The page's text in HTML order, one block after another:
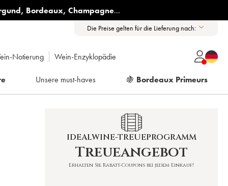
, Bordeaux, Champagne...
Die Preise gelten für die Lieferung nach:
Notierung Wein-Enzyklopädie
Unsere must-haves 🍇 Bordeaux Primeurs
IDEALWINE-TREUEPROGRAMM
Treueangebot
Erhalten Sie Rabatt-Coupons bei jedem Einkauf!